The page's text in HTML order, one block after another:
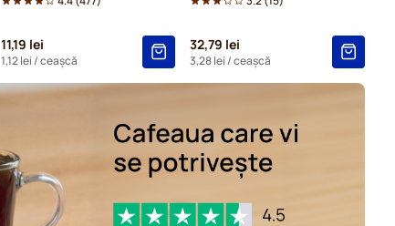
11,19 lei
1,12 lei / ceașcă
32,79 lei
3,28 lei / ceașcă